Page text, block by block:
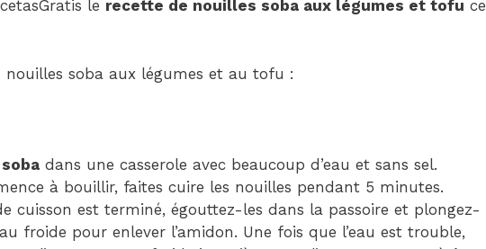
le recette de nouilles soba aux légumes et tofu ce
nouilles soba aux légumes et au tofu :
dans une casserole avec beaucoup d’eau et sans sel.
à bouillir, faites cuire les nouilles pendant 5 minutes.
cuisson est terminé, égouttez-les dans la passoire et plongez-
froide pour enlever l’amidon. Une fois que l’eau est trouble,